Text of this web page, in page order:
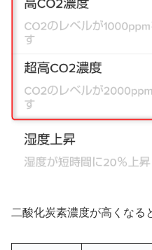
二酸化炭素濃度が高くなる